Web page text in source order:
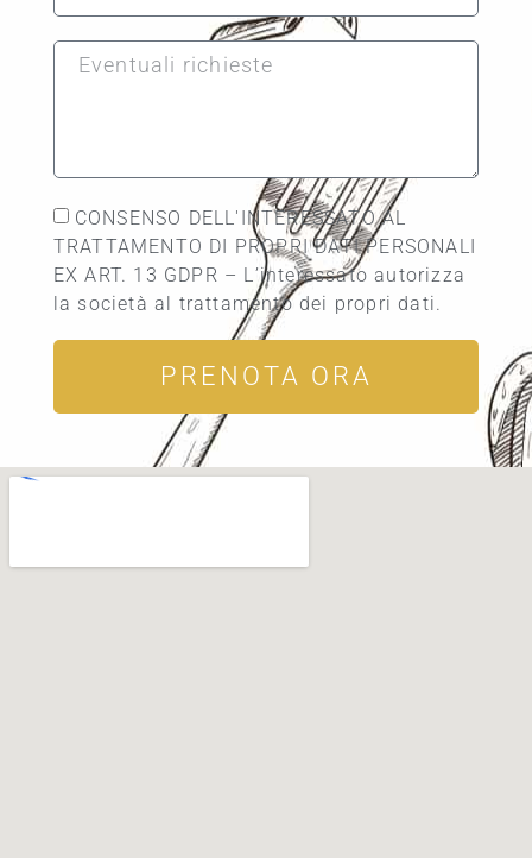
CONSENSO DELL'INTERESSATO AL
TRATTAMENTO DI PROPRI DATI PERSONALI
EX ART. 13 GDPR – L’interessato autorizza
la società al trattamento dei propri dati.
PRENOTA ORA